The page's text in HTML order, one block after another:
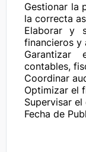
Gestionar la
la correcta
Elaborar y
financieros y
Garantizar
contables,
Coordinar
Optimizar el
Supervisar
Fecha de